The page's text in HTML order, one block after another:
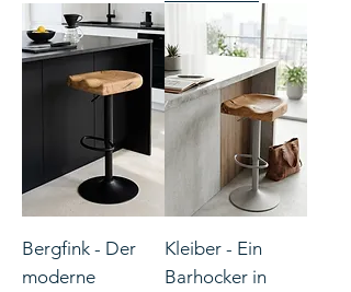
Bergfink - Der
moderne
Kleiber - Ein
Barhocker in